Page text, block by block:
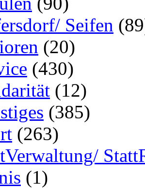
Seifen
(20)
(430)
(12)
(385)
(263)
(1)